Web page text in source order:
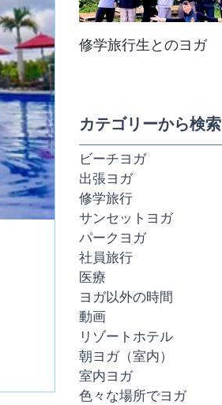
修学旅行生とのヨガ
カテゴリーから検索
ビーチヨガ
出張ヨガ
修学旅行
サンセットヨガ
パークヨガ
社員旅行
医療
ヨガ以外の時間
動画
リゾートホテル
朝ヨガ（室内）
室内ヨガ
色々な場所でヨガ